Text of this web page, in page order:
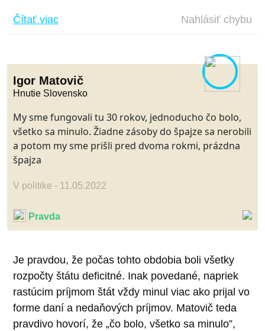
Čítať viac Nahlásiť chybu
Igor Matovič
Hnutie Slovensko
My sme fungovali tu 30 rokov, jednoducho čo bolo,
všetko sa minulo. Žiadne zásoby do špajze sa nerobili
a potom my sme prišli pred dvoma rokmi, prázdna
špajza
V politike - 11.05.2022
Pravda
Je pravdou, že počas tohto obdobia boli všetky
rozpočty štátu deficitné. Inak povedané, napriek
rastúcim príjmom štát vždy minul viac ako prijal vo
forme daní a nedaňových príjmov. Matovič teda
pravdivo hovorí, že „čo bolo, všetko sa minulo”,